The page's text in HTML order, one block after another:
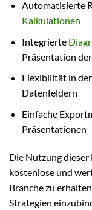
Automatisierte
Kalkulationen
Integrierte
Präsentation
Flexibilität in
Datenfeldern
Einfache
Präsentationen
Die Nutzung dieser
kostenlose und
Branche zu
Strategien